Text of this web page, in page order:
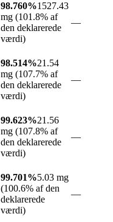
98.760%1527.43
mg (101.8% af
den deklarerede
værdi)
—
98.514%21.54
mg (107.7% af
den deklarerede
værdi)
—
99.623%21.56
mg (107.8% af
den deklarerede
værdi)
—
99.701%5.03 mg
(100.6% af den
deklarerede
værdi)
—